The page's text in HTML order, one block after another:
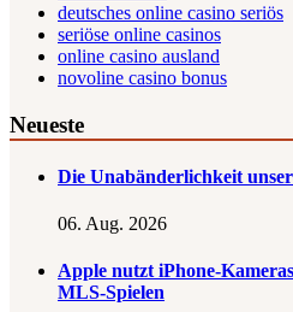
deutsches online casino seriös
seriöse online casinos
online casino ausland
novoline casino bonus
Neueste
Die Unabänderlichkeit
06. Aug. 2026
Apple nutzt iPhone-
MLS-Spielen